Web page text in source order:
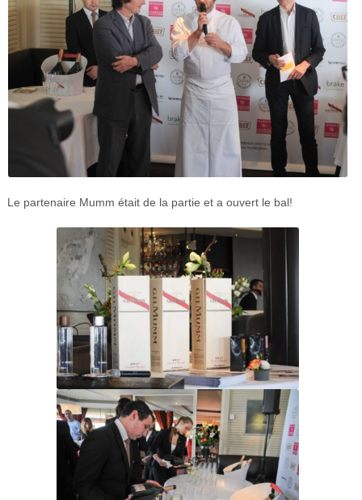
Le partenaire Mumm était de la partie et a ouvert le bal!